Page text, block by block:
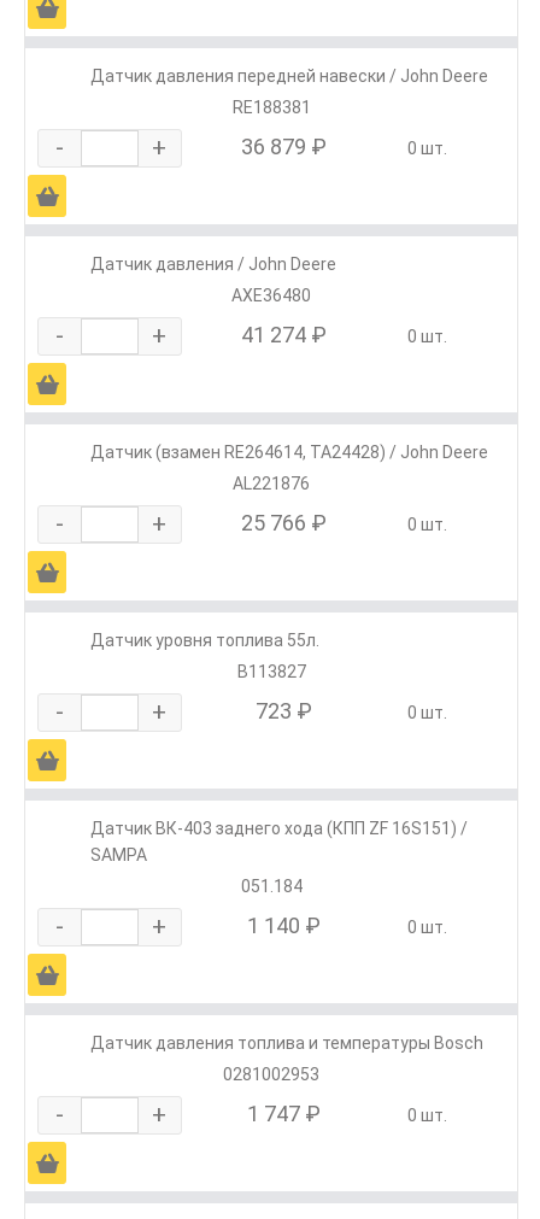
Ä
Датчик давления передней навески / John Deere
RE188381
- + 36 879 ₽ 0 шт.
Ä
Датчик давления / John Deere
AXE36480
- + 41 274 ₽ 0 шт.
Ä
Датчик (взамен RE264614, TA24428) / John Deere
AL221876
- + 25 766 ₽ 0 шт.
Ä
Датчик уровня топлива 55л.
В113827
- + 723 ₽ 0 шт.
Ä
Датчик ВК-403 заднего хода (КПП ZF 16S151) /
SAMPA
051.184
- + 1 140 ₽ 0 шт.
Ä
Датчик давления топлива и температуры Bosch
0281002953
- + 1 747 ₽ 0 шт.
Ä